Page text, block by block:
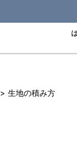
> 生地の積み方